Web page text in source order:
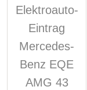
Elektroauto-
Eintrag
Mercedes-
Benz EQE
AMG 43